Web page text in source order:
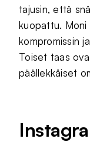
tajusin, että
kuopattu. Moni
kompromissin
Toiset taas
päällekkäiset